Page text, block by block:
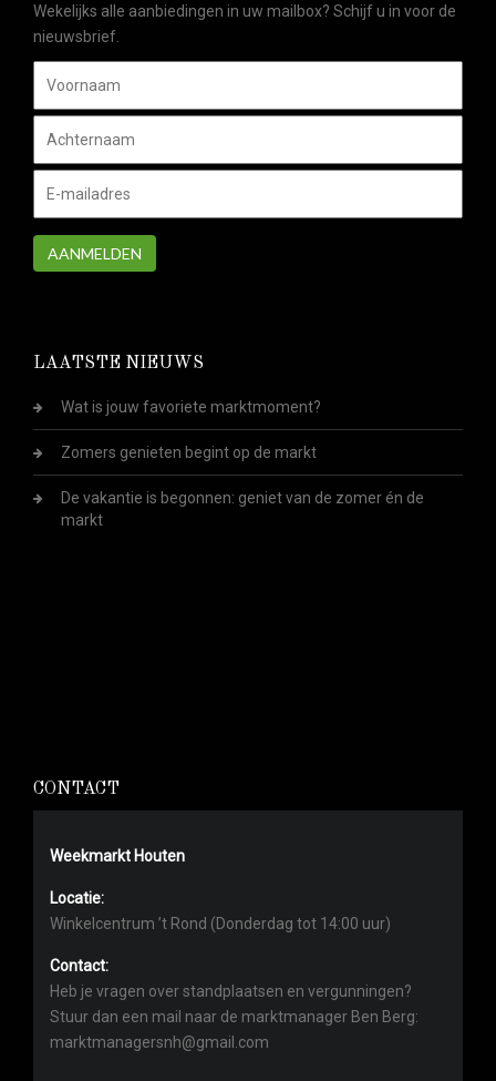
Wekelijks alle aanbiedingen in uw mailbox? Schijf u in voor de
nieuwsbrief.
AANMELDEN
LAATSTE NIEUWS
Wat is jouw favoriete marktmoment?
Zomers genieten begint op de markt
De vakantie is begonnen: geniet van de zomer én de
markt
CONTACT
Weekmarkt Houten
Locatie:
Winkelcentrum ’t Rond (Donderdag tot 14:00 uur)
Contact:
Heb je vragen over standplaatsen en vergunningen?
Stuur dan een mail naar de marktmanager Ben Berg:
marktmanagersnh@gmail.com